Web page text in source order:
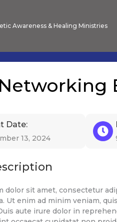
Awareness & Healing Ministries
Date:
13, 2024
dolor sit amet, consectetur
Ut enim ad minim veniam,
aute irure dolor in